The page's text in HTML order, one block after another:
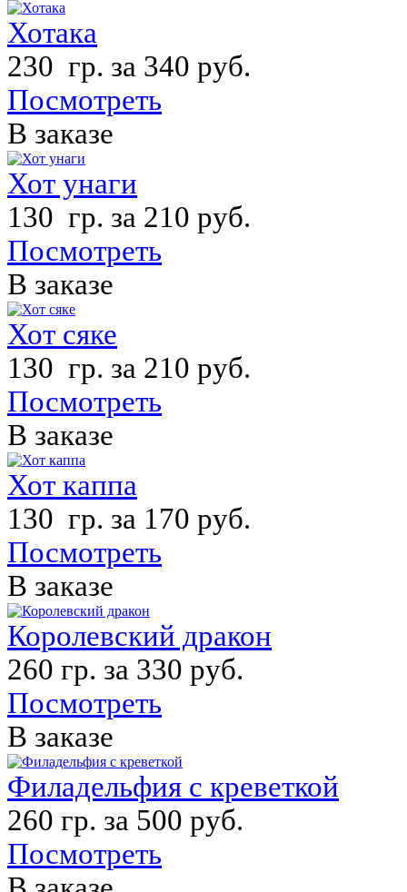
Хотака
230 гр. за 340 руб.
Посмотреть
В заказе
Хот унаги
130 гр. за 210 руб.
Посмотреть
В заказе
Хот сяке
130 гр. за 210 руб.
Посмотреть
В заказе
Хот каппа
130 гр. за 170 руб.
Посмотреть
В заказе
Королевский дракон
260 гр. за 330 руб.
Посмотреть
В заказе
Филадельфия с креветкой
260 гр. за 500 руб.
Посмотреть